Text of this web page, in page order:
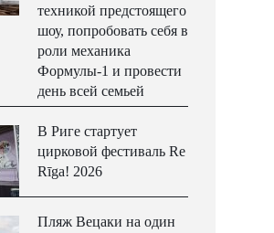
техникой предстоящего
шоу, попробовать себя в
роли механика
Формулы-1 и провести
день всей семьей
В Риге стартует
цирковой фестиваль Re
Rīga! 2026
Пляж Вецаки на один